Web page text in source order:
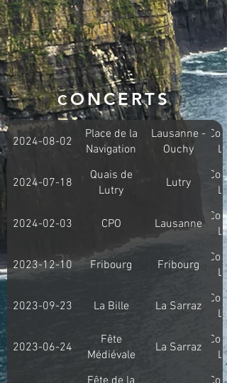
CONCERTS
2024-08-02
Place de la
Navigation
Lausanne -
Ouchy
2024-07-18
Quais de
Lutry
Lutry
2024-02-03 CPO Lausanne
2023-12-10 Fribourg Fribourg
2023-09-23 La Bille La Sarraz
2023-06-24
Fête
Médiévale
La Sarraz